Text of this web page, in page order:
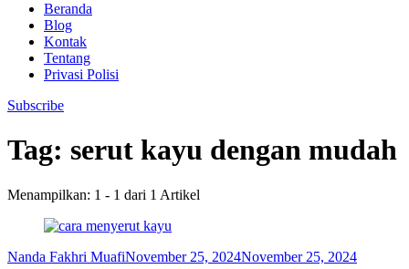
Beranda
Blog
Kontak
Tentang
Privasi Polisi
Subscribe
Tag: serut kayu dengan mudah
Menampilkan: 1 - 1 dari 1 Artikel
Nanda Fakhri MuafiNovember 25, 2024November 25, 2024